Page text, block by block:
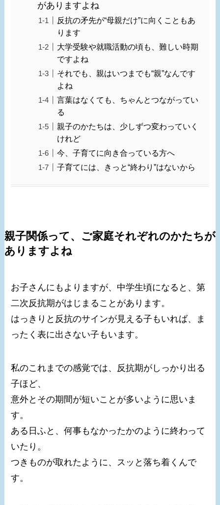
がありますよね
反抗の矛先が“母親だけ”に向くこともあ
ります
大学受験や就職活動の頃も、難しい時期
ですよね
それでも、親はいつまでも“親”なんです
よね
言葉はなくても、ちゃんとつながってい
る
親子のかたちは、少しずつ変わっていく
けれど
今、子育てに向き合っている方へ
子育てには、きっと“終わり”はないから
親子関係って、ご家庭それぞれのかたちが
ありますよね
お子さんにもよりますが、中学生頃になると、第
二次反抗期がはじまることがあります。
はっきりと反抗のサインが見える子もいれば、ま
ったく表に出さない子もいます。
私のこれまでの感覚では、反抗期がしっかり出る
子ほど、
意外とその期間が短いことが多いように思いま
す。
ある日ふと、何事もなかったかのように終わって
いたり。
つきものが取れたように、スッと落ち着くんで
す。